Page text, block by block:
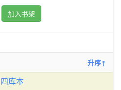
加入书架
升序↑
四库本